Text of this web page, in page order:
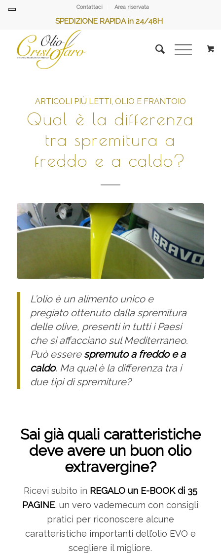
Contattaci Area riservata
SPEDIZIONE RAPIDA in 24/48H
ARTICOLI PIÙ LETTI, OLIO E FRANTOIO
Qual è la differenza
tra spremitura a
freddo e a caldo?
L’olio è un alimento unico e
pregiato ottenuto dalla spremitura
delle olive, presenti in tutti i Paesi
che si affacciano sul Mediterraneo.
Può essere spremuto a freddo e a
caldo. Ma qual è la differenza tra i
due tipi di spremiture?
Sai già quali caratteristiche
deve avere un buon olio
extravergine?
Ricevi subito in REGALO un E-BOOK di 35
PAGINE, un vero vademecum con consigli
pratici per riconoscere alcune
caratteristiche importanti dell’olio EVO e
scegliere il migliore.